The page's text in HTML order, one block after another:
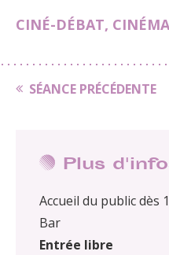
CINÉ-DÉBAT, CINÉMA
SÉANCE PRÉCÉDENTE
Plus
Accueil du public dès
Bar
Entrée libre